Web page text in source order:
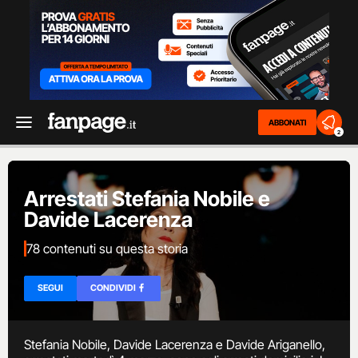
ABBONATI
2
Arrestati Stefania Nobile e
Davide Lacerenza
78 contenuti su questa storia
SEGUI CONDIVIDI
Stefania Nobile, Davide Lacerenza e Davide Ariganello,